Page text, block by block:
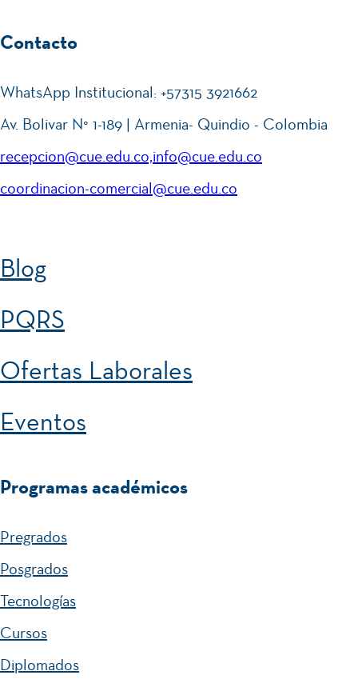
Contacto
WhatsApp Institucional: +57315 3921662
Av. Bolivar N° 1-189 | Armenia- Quindio - Colombia
recepcion@cue.edu.co,info@cue.edu.co
coordinacion-comercial@cue.edu.co
Blog
PQRS
Ofertas Laborales
Eventos
Programas académicos
Pregrados
Posgrados
Tecnologías
Cursos
Diplomados